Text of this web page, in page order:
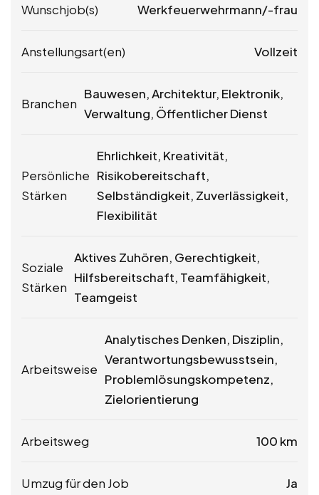
Wunschjob(s) Werkfeuerwehrmann/-frau
Anstellungsart(en) Vollzeit
Branchen
Bauwesen, Architektur, Elektronik,
Verwaltung, Öffentlicher Dienst
Persönliche
Stärken
Ehrlichkeit, Kreativität,
Risikobereitschaft,
Selbständigkeit, Zuverlässigkeit,
Flexibilität
Soziale
Stärken
Aktives Zuhören, Gerechtigkeit,
Hilfsbereitschaft, Teamfähigkeit,
Teamgeist
Arbeitsweise
Analytisches Denken, Disziplin,
Verantwortungsbewusstsein,
Problemlösungskompetenz,
Zielorientierung
Arbeitsweg 100 km
Umzug für den Job Ja